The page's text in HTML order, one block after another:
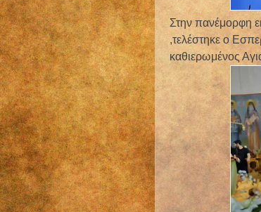
Στην πανέμορφη
,τελέστηκε ο
καθιερωμένος